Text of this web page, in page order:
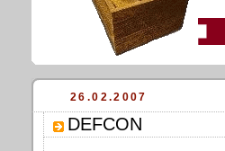
26.02.2007
DEFCON